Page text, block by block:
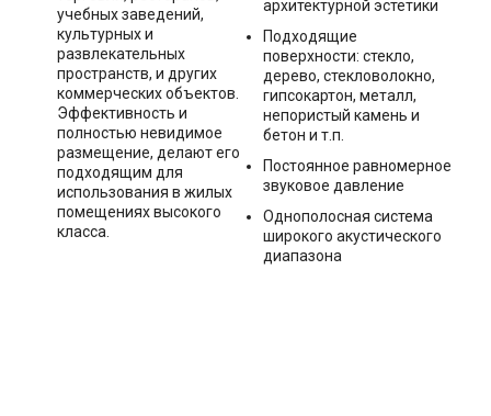
учебных заведений,
культурных и
развлекательных
пространств, и других
коммерческих объектов.
Эффективность и
полностью невидимое
размещение, делают его
подходящим для
использования в жилых
помещениях высокого
класса.
архитектурной эстетики
Подходящие
поверхности: стекло,
дерево, стекловолокно,
гипсокартон, металл,
непористый камень и
бетон и т.п.
Постоянное равномерное
звуковое давление
Однополосная система
широкого акустического
диапазона